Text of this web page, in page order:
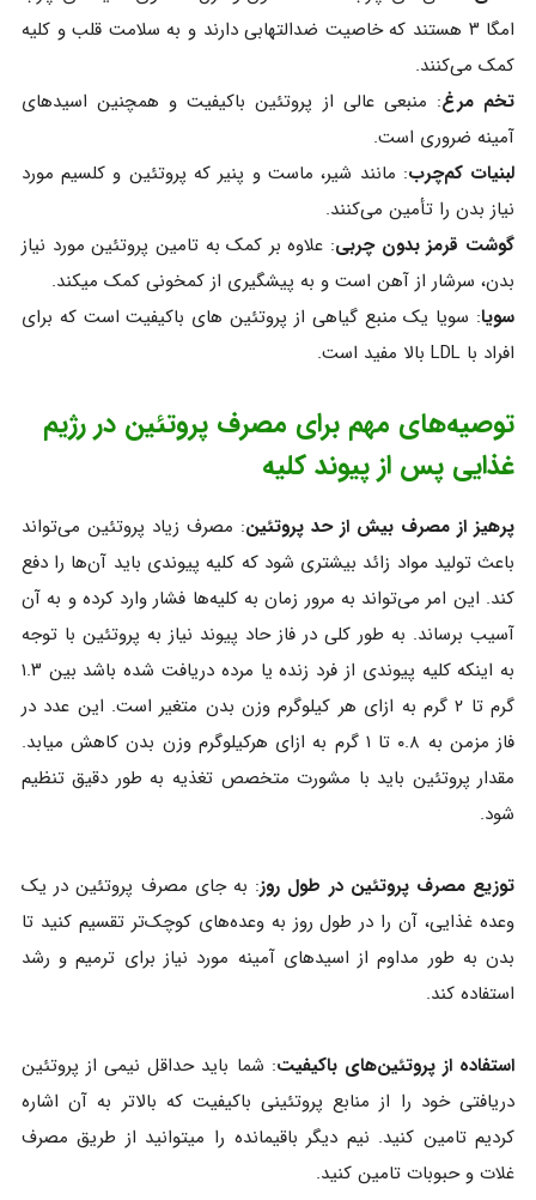
امگا ۳ هستند که خاصیت ضدالتهابی دارند و به سلامت قلب و کلیه
کمک می‌کنند.
تخم‌ مرغ: منبعی عالی از پروتئین باکیفیت و همچنین اسیدهای
آمینه ضروری است.
لبنیات کم‌چرب: مانند شیر، ماست و پنیر که پروتئین و کلسیم مورد
نیاز بدن را تأمین می‌کنند.
گوشت قرمز بدون چربی: علاوه بر کمک به تامین پروتئین مورد نیاز
بدن، سرشار از آهن است و به پیشگیری از کمخونی کمک میکند.
سویا: سویا یک منبع گیاهی از پروتئین های باکیفیت است که برای
افراد با LDL بالا مفید است.
توصیه‌های مهم برای مصرف پروتئین در رژیم
غذایی پس از پیوند کلیه
پرهیز از مصرف بیش از حد پروتئین: مصرف زیاد پروتئین می‌تواند
باعث تولید مواد زائد بیشتری شود که کلیه پیوندی باید آن‌ها را دفع
کند. این امر می‌تواند به مرور زمان به کلیه‌ها فشار وارد کرده و به آن
آسیب برساند. به طور کلی در فاز حاد پیوند نیاز به پروتئین با توجه
به اینکه کلیه پیوندی از فرد زنده یا مرده دریافت شده باشد بین ۱.۳
گرم تا ۲ گرم به ازای هر کیلوگرم وزن بدن متغیر است. این عدد در
فاز مزمن به ۰.۸ تا ۱ گرم به ازای هرکیلوگرم وزن بدن کاهش میابد.
مقدار پروتئین باید با مشورت متخصص تغذیه به طور دقیق تنظیم
شود.
توزیع مصرف پروتئین در طول روز: به جای مصرف پروتئین در یک
وعده غذایی، آن را در طول روز به وعده‌های کوچک‌تر تقسیم کنید تا
بدن به طور مداوم از اسیدهای آمینه مورد نیاز برای ترمیم و رشد
استفاده کند.
استفاده از پروتئین‌های باکیفیت: شما باید حداقل نیمی از پروتئین
دریافتی خود را از منابع پروتئینی باکیفیت که بالاتر به آن اشاره
کردیم تامین کنید. نیم دیگر باقیمانده را میتوانید از طریق مصرف
غلات و حبوبات تامین کنید.